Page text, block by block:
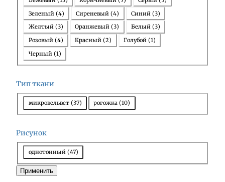
е
т
Зеленый (4) Сиреневый(4) Синий (3)
Желтый (3) Оранжевый(3) Белый (3)
Розовый (4) Красный(2) Голубой (1)
Черный (1)
Тип ткани
и
т
а
н
микровельвет (37) рогожка(10)
Рисунок
и
с
однотонный (47)
Применить